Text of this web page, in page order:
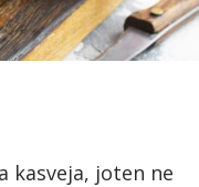
kasveja, joten ne